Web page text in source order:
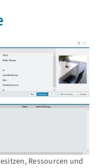
Ressourcen und